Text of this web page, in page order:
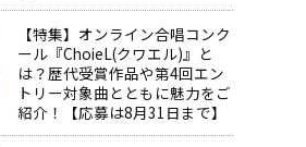
【特集】オンライン合唱コンク
ール『ChoieL(クワエル)』と
は？歴代受賞作品や第4回エン
トリー対象曲とともに魅力をご
紹介！【応募は8月31日まで】